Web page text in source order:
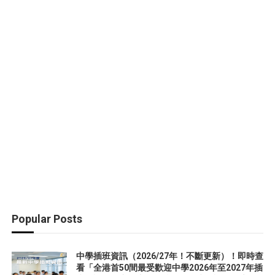
Popular Posts
中學插班資訊（2026/27年！不斷更新）！即時查
看「全港首50間最受歡迎中學2026年至2027年插